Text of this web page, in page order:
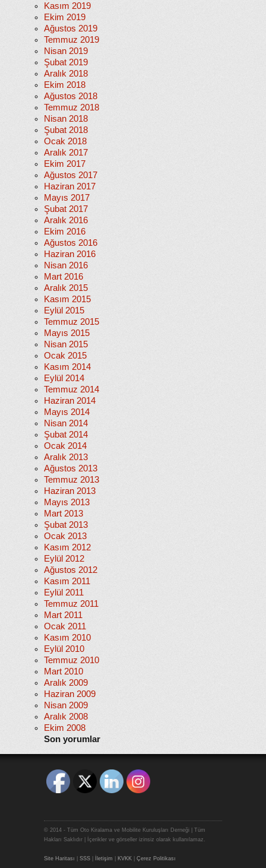
Kasım 2019
Ekim 2019
Ağustos 2019
Temmuz 2019
Nisan 2019
Şubat 2019
Aralık 2018
Ekim 2018
Ağustos 2018
Temmuz 2018
Nisan 2018
Şubat 2018
Ocak 2018
Aralık 2017
Ekim 2017
Ağustos 2017
Haziran 2017
Mayıs 2017
Şubat 2017
Aralık 2016
Ekim 2016
Ağustos 2016
Haziran 2016
Nisan 2016
Mart 2016
Aralık 2015
Kasım 2015
Eylül 2015
Temmuz 2015
Mayıs 2015
Nisan 2015
Ocak 2015
Kasım 2014
Eylül 2014
Temmuz 2014
Haziran 2014
Mayıs 2014
Nisan 2014
Şubat 2014
Ocak 2014
Aralık 2013
Ağustos 2013
Temmuz 2013
Haziran 2013
Mayıs 2013
Mart 2013
Şubat 2013
Ocak 2013
Kasım 2012
Eylül 2012
Ağustos 2012
Kasım 2011
Eylül 2011
Temmuz 2011
Mart 2011
Ocak 2011
Kasım 2010
Eylül 2010
Temmuz 2010
Mart 2010
Aralık 2009
Haziran 2009
Nisan 2009
Aralık 2008
Ekim 2008
Son yorumlar
© 2014 - Tüm Oto Kiralama ve Mobilite Kuruluşları Derneği | Tüm
Hakları Saklıdır | İçerikler ve görseller izinsiz olarak kullanılamaz.
Site Haritası SSS İletişim KVKK Çerez Politikası